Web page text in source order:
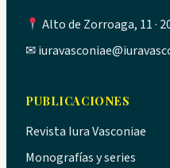
Alto de Zorroaga, 11 ·
✉
PUBLICACIONES
Revista Iura Vasconiae
Monografías y series